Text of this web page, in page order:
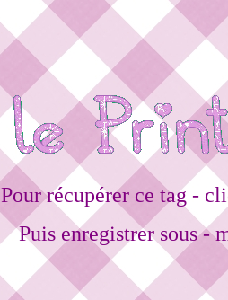
Pour récupérer ce tag -
Puis enregistrer sous -